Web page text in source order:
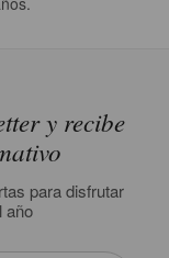
y recibe
para disfrutar
año